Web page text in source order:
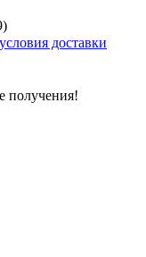
условия доставки
получения!